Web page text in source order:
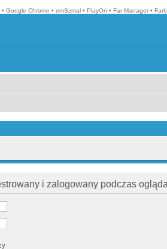
• Google Chrome • emSzmal • PlayOn • Far Manager •
i zalogowany podczas